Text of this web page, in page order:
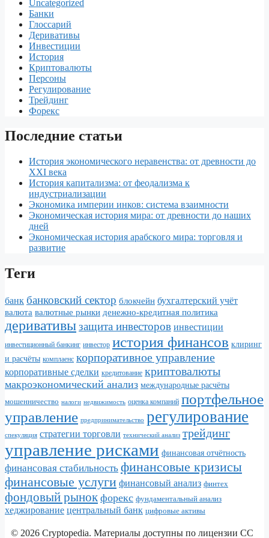
Uncategorized
Банки
Глоссарий
Деривативы
Инвестиции
История
Криптовалюты
Персоны
Регулирование
Трейдинг
Форекс
Последние статьи
История экономического неравенства: от древности до
XXI века
История капитализма: от феодализма к
индустриализации
Экономика империи инков: система взаимности
Экономическая история мира: от древности до наших
дней
Экономическая история арабского мира: торговля и
развитие
Теги
банк банковский сектор блокчейн бухгалтерский учёт
валюта валютные рынки денежно-кредитная политика
деривативы защита инвесторов инвестиции
инвестиционный банкинг инвестор история финансов клиринг
и расчёты комплаенс корпоративное управление
корпоративные сделки кредитование криптовалюты
макроэкономический анализ международные расчёты
мошенничество налоги недвижимость оценка компаний портфельное
управление предпринимательство регулирование
спекуляция стратегии торговли технический анализ трейдинг
управление рисками финансовая отчётность
финансовая стабильность финансовые кризисы
финансовые услуги финансовый анализ финтех
фондовый рынок форекс фундаментальный анализ
хеджирование центральный банк цифровые активы
© 2026 Cryptopedia. Материалы доступны по лицензии CC